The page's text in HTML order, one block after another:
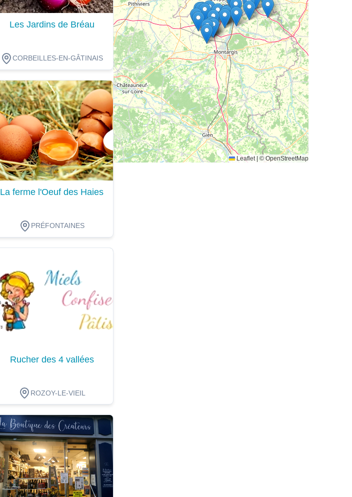
Les Jardins de Bréau
CORBEILLES-EN-GÂTINAIS
Dégustation
La ferme l'Oeuf des Haies
PRÉFONTAINES
Rucher des 4 vallées
ROZOY-LE-VIEIL
Dégustation
Leaflet © OpenStreetMap